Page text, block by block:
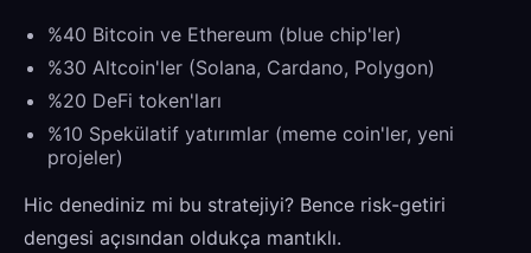
%40 Bitcoin ve Ethereum (blue chip'ler)
%30 Altcoin'ler (Solana, Cardano, Polygon)
%20 DeFi token'ları
%10 Spekülatif yatırımlar (meme coin'ler, yeni
projeler)
Hic denediniz mi bu stratejiyi? Bence risk-getiri
dengesi açısından oldukça mantıklı.